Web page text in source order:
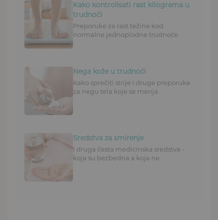
Kako kontrolisati rast kilograma u
trudnoći
Preporuke za rast težine kod
normalne jednoplodne trudnoće
Nega kože u trudnoći
Kako sprečiti strije i druge preporuke
za negu tela koje se menja
Sredstva za smirenje
I druga česta medicinska sredstva -
koja su bezbedna a koja ne